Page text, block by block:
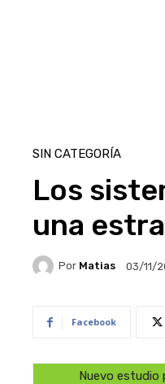
SIN CATEGORÍA
Los
una
Por Matias 03/11/
Facebook
Nuevo estudio